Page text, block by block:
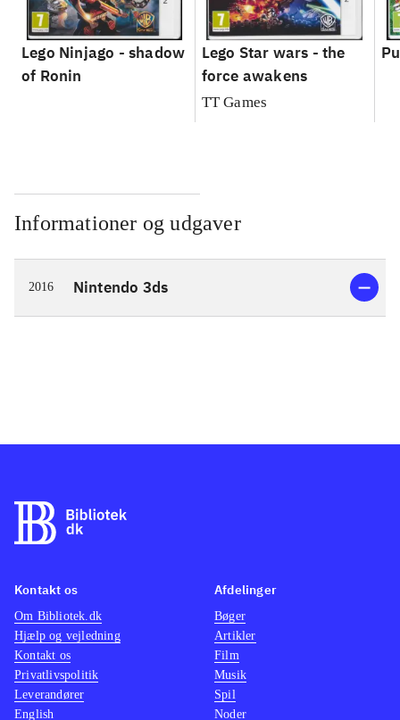
Lego Ninjago - shadow
of Ronin
Lego Star wars - the
force awakens
TT Games
Informationer og udgaver
2016 Nintendo 3ds
Kontakt os
Om Bibliotek.dk
Hjælp og vejledning
Kontakt os
Privatlivspolitik
Leverandører
English
Afdelinger
Bøger
Artikler
Film
Musik
Spil
Noder